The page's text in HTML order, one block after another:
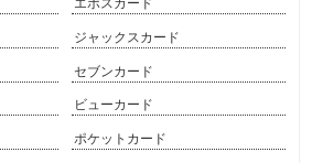
エポスカード
ジャックスカード
セブンカード
ビューカード
ポケットカード